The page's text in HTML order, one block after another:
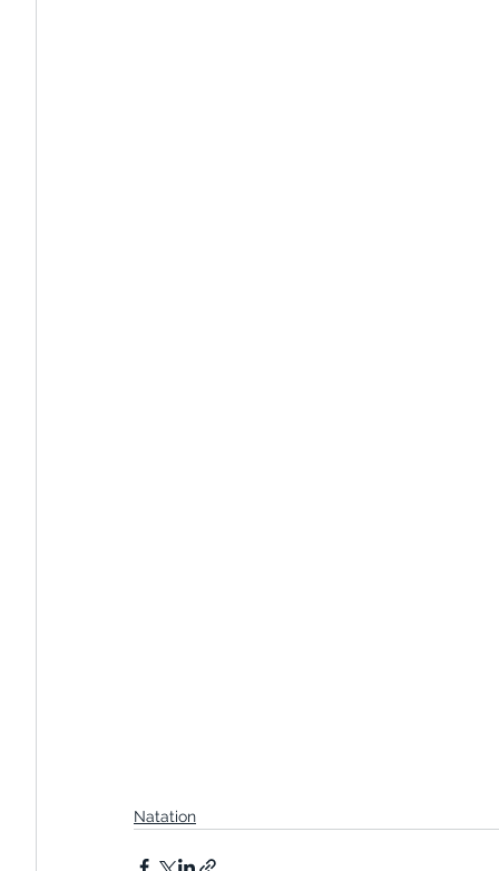
Natation